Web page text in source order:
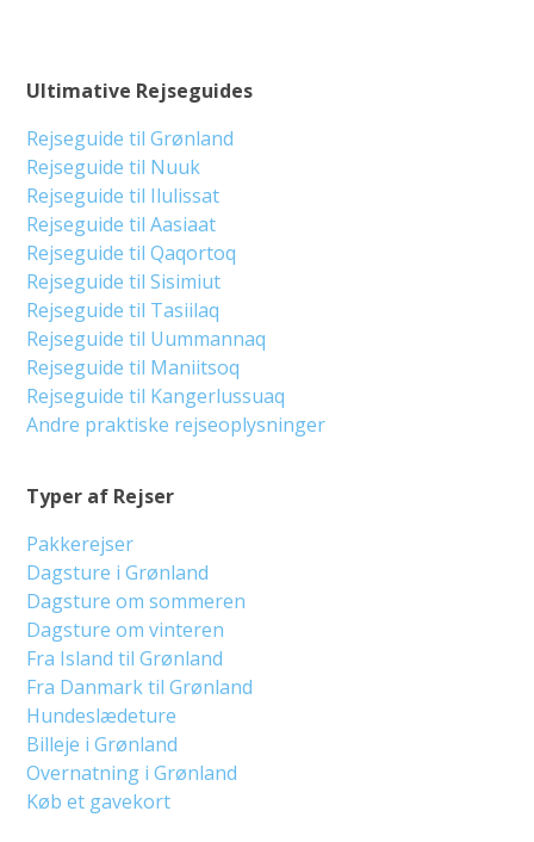
Typer af Rejser
Pakkerejser
Dagsture i Grønland
Dagsture om sommeren
Dagsture om vinteren
Fra Island til Grønland
Fra Danmark til Grønland
Hundeslædeture
Billeje i Grønland
Overnatning i Grønland
Køb et gavekort
Ultimative Rejseguides
Rejseguide til Grønland
Rejseguide til Nuuk
Rejseguide til Ilulissat
Rejseguide til Aasiaat
Rejseguide til Qaqortoq
Rejseguide til Sisimiut
Rejseguide til Tasiilaq
Rejseguide til Uummannaq
Rejseguide til Maniitsoq
Rejseguide til Kangerlussuaq
Andre praktiske rejseoplysninger